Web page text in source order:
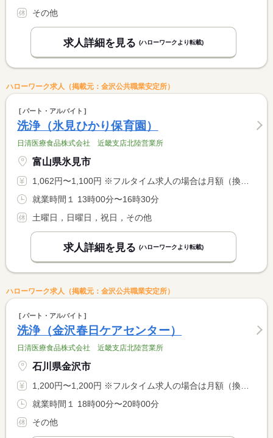
その他
求人詳細を見る (ハローワークより転載)
ハローワーク求人（掲載元：金沢公共職業安定所）
パート・アルバイト
洗浄（氷見ひかり保育園）
日清医療食品株式会社 近畿支店北陸営業所
富山県氷見市
1,062円〜1,100円 ※フルタイム求人の場合は月額（換算額）、パート求人の場合は時間額を表示しています。
就業時間１ 13時00分〜16時30分
土曜日，日曜日，祝日，その他
求人詳細を見る (ハローワークより転載)
ハローワーク求人（掲載元：金沢公共職業安定所）
パート・アルバイト
洗浄（金沢春日ケアセンター）
日清医療食品株式会社 近畿支店北陸営業所
石川県金沢市
1,200円〜1,200円 ※フルタイム求人の場合は月額（換算額）、パート求人の場合は時間額を表示しています。
就業時間１ 18時00分〜20時00分
その他